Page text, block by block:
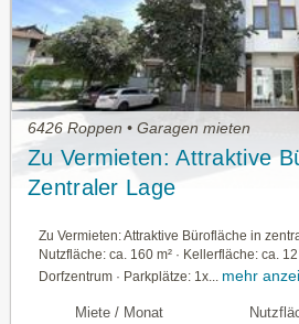
6426 Roppen • Garagen mieten
Zu Vermieten: Attraktive
Zentraler Lage
Zu Vermieten: Attraktive Bürofläche in
Nutzfläche: ca. 160 m² · Kellerfläche: ca.
Dorfzentrum · Parkplätze: 1x...
mehr
Miete / Monat